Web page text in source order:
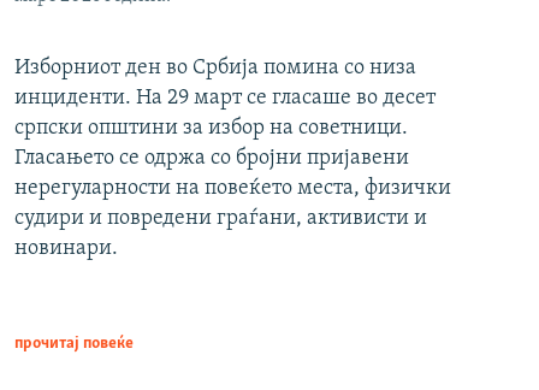
Изборниот ден во Србија помина со низа
инциденти. На 29 март се гласаше во десет
српски општини за избор на советници.
Гласањето се одржа со бројни пријавени
нерегуларности на повеќето места, физички
судири и повредени граѓани, активисти и
новинари.
прочитај повеќе